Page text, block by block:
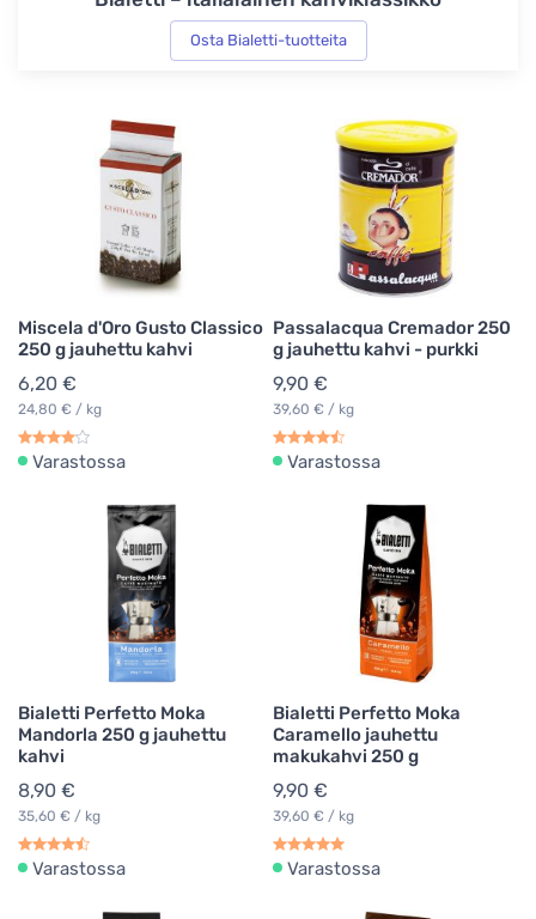
Osta Bialetti-tuotteita
Miscela d'Oro Gusto Classico
250 g jauhettu kahvi
6,20 €
24,80 € / kg
Varastossa
Passalacqua Cremador 250
g jauhettu kahvi - purkki
9,90 €
39,60 € / kg
Varastossa
Bialetti Perfetto Moka
Mandorla 250 g jauhettu
kahvi
8,90 €
35,60 € / kg
Varastossa
Bialetti Perfetto Moka
Caramello jauhettu
makukahvi 250 g
9,90 €
39,60 € / kg
Varastossa